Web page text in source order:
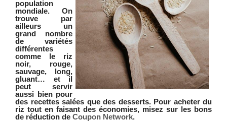
population
mondiale. On
trouve par
ailleurs un
grand nombre
de variétés
différentes
comme le riz
noir, rouge,
sauvage, long,
gluant… et il
peut servir
aussi bien pour
des recettes salées que des desserts. Pour acheter du
riz tout en faisant des économies, misez sur les bons
de réduction de Coupon Network.